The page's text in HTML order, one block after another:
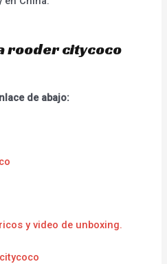
rooder citycoco
de abajo:
y video de unboxing.